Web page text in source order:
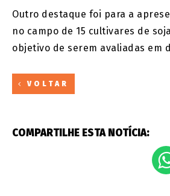
Outro destaque foi para a
no campo de 15 cultivares de
objetivo de serem avaliadas em
VOLTAR
COMPARTILHE ESTA NOTÍCIA: